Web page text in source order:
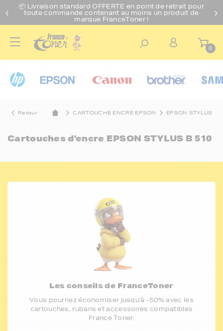
📦 Livraison standard OFFERTE en point de retrait pour
toute commande contenant au moins un produit de
marque FranceToner !
0
Retour CARTOUCHE ENCRE EPSON EPSON STYLUS
Cartouches d'encre EPSON STYLUS B 510
Les conseils de FranceToner
Vous pourriez économiser jusqu'à -50% avec les
cartouches, rubans et accessoires compatibles
France Toner.